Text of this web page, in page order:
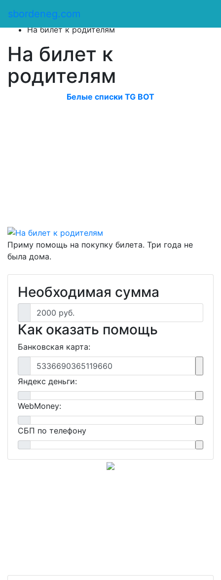
sbordeneg.com
Оказать помощь
На билет к родителям
На билет к
родителям
Белые списки TG BOT
Приму помощь на покупку билета. Три года не
была дома.
Необходимая сумма
2000 руб.
Как оказать помощь
Банковская карта:
5336690365119660
Яндекс деньги:
WebMoney:
СБП по телефону